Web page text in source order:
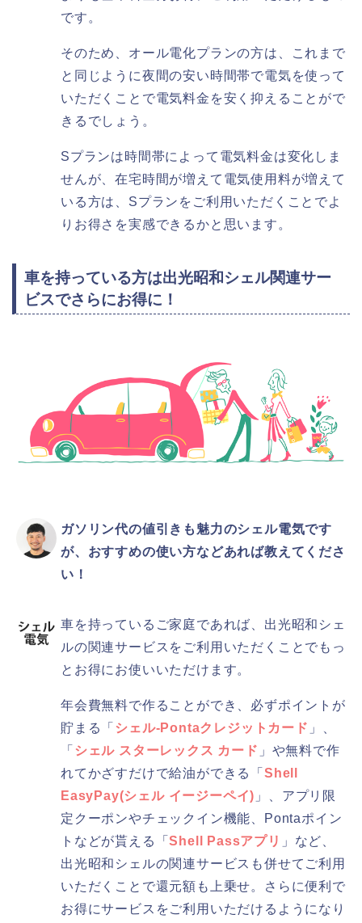
です。
そのため、オール電化プランの方は、これまで
と同じように夜間の安い時間帯で電気を使って
いただくことで電気料金を安く抑えることがで
きるでしょう。
Sプランは時間帯によって電気料金は変化しま
せんが、在宅時間が増えて電気使用料が増えて
いる方は、Sプランをご利用いただくことでよ
りお得さを実感できるかと思います。
車を持っている方は出光昭和シェル関連サー
ビスでさらにお得に！
ガソリン代の値引きも魅力のシェル電気です
が、おすすめの使い方などあれば教えてくださ
い！
車を持っているご家庭であれば、出光昭和シェ
ルの関連サービスをご利用いただくことでもっ
とお得にお使いいただけます。
年会費無料で作ることができ、必ずポイントが
貯まる「 シェル-Pontaクレジットカード 」、
「 シェル スターレックス カード 」や無料で作
れてかざすだけで給油ができる「 Shell
EasyPay(シェル イージーペイ) 」、アプリ限
定クーポンやチェックイン機能、Pontaポイン
トなどが貰える「Shell Passアプリ 」など、
出光昭和シェルの関連サービスも併せてご利用
いただくことで還元額も上乗せ。さらに便利で
お得にサービスをご利用いただけるようになり